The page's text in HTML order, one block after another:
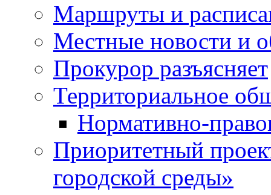
Маршруты и
Местные новости и
Прокурор разъясняет
Территориальное
Нормативно-
Приоритетный
городской среды»